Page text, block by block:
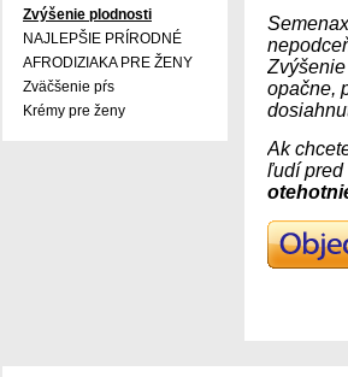
Zvýšenie plodnosti
NAJLEPŠIE PRÍRODNÉ
AFRODIZIAKA PRE ŽENY
Zväčšenie pŕs
Krémy pre ženy
opačne,
Ak
ľudí pred